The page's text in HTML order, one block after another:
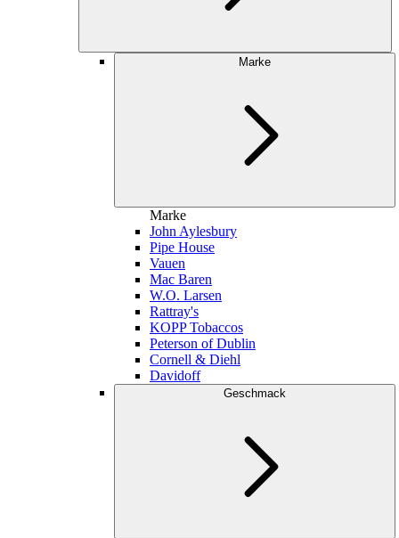
Marke
Marke
John Aylesbury
Pipe House
Vauen
Mac Baren
W.O. Larsen
Rattray's
KOPP Tobaccos
Peterson of Dublin
Cornell & Diehl
Davidoff
Geschmack